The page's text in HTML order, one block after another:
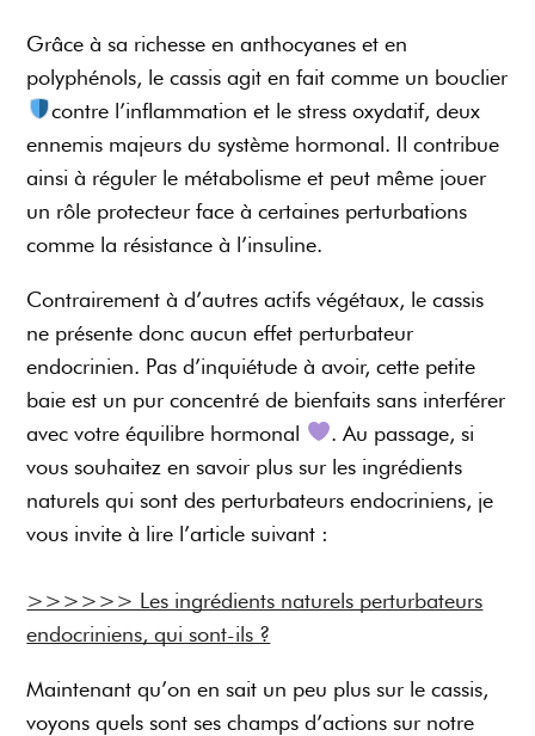
Grâce à sa richesse en anthocyanes et en
polyphénols, le cassis agit en fait comme un bouclier
contre l’inflammation et le stress oxydatif, deux
ennemis majeurs du système hormonal. Il contribue
ainsi à réguler le métabolisme et peut même jouer
un rôle protecteur face à certaines perturbations
comme la résistance à l’insuline.
Contrairement à d’autres actifs végétaux, le cassis
ne présente donc aucun effet perturbateur
endocrinien. Pas d’inquiétude à avoir, cette petite
baie est un pur concentré de bienfaits sans interférer
avec votre équilibre hormonal
. Au passage, si
vous souhaitez en savoir plus sur les ingrédients
naturels qui sont des perturbateurs endocriniens, je
vous invite à lire l’article suivant :
>>>>>> Les ingrédients naturels perturbateurs
endocriniens, qui sont-ils ?
Maintenant qu’on en sait un peu plus sur le cassis,
voyons quels sont ses champs d’actions sur notre